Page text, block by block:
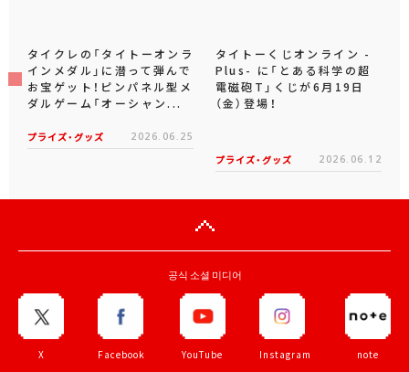
タイクレの「タイトーオンラ
インメダル」に潜って弾んで
お宝ゲット！ピンパネル型メ
ダルゲーム「オーシャン...
プライズ・グッズ 2026.06.25
タイトーくじオンライン -
Plus- に「とある科学の超
電磁砲T」くじが6月19日
（金）登場！
プライズ・グッズ 2026.06.12
공식 소셜 미디어
X Facebook YouTube Instagram note